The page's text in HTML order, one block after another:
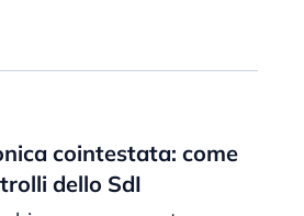
cointestata: come
dello SdI